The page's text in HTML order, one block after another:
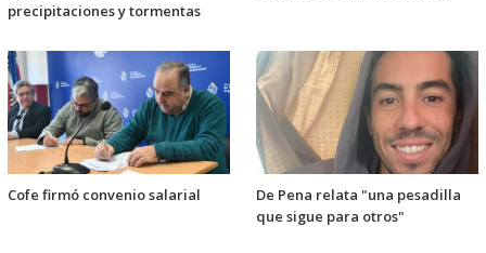
precipitaciones y tormentas
Cofe firmó convenio salarial
De Pena relata "una pesadilla
que sigue para otros"